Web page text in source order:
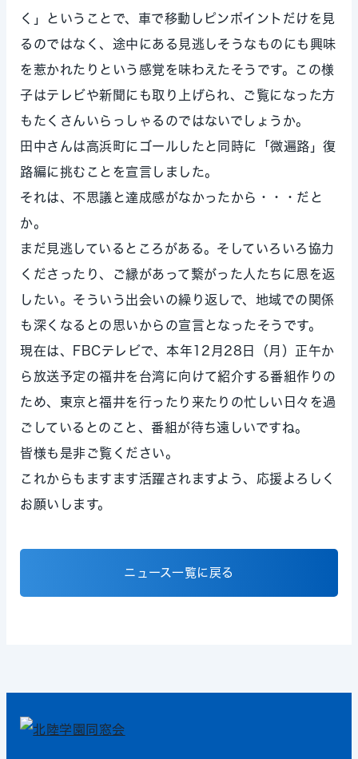
く」ということで、車で移動しピンポイントだけを見
るのではなく、途中にある見逃しそうなものにも興味
を惹かれたりという感覚を味わえたそうです。この様
子はテレビや新聞にも取り上げられ、ご覧になった方
もたくさんいらっしゃるのではないでしょうか。
田中さんは高浜町にゴールしたと同時に「微遍路」復
路編に挑むことを宣言しました。
それは、不思議と達成感がなかったから・・・だと
か。
まだ見逃しているところがある。そしていろいろ協力
くださったり、ご縁があって繋がった人たちに恩を返
したい。そういう出会いの繰り返しで、地域での関係
も深くなるとの思いからの宣言となったそうです。
現在は、FBCテレビで、本年12月28日（月）正午か
ら放送予定の福井を台湾に向けて紹介する番組作りの
ため、東京と福井を行ったり来たりの忙しい日々を過
ごしているとのこと、番組が待ち遠しいですね。
皆様も是非ご覧ください。
これからもますます活躍されますよう、応援よろしく
お願いします。
ニュース一覧に戻る